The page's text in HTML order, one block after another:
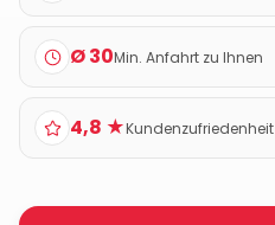
Ø 30Min. Anfahrt zu Ihnen
4,8 ★Kundenzufriedenheit